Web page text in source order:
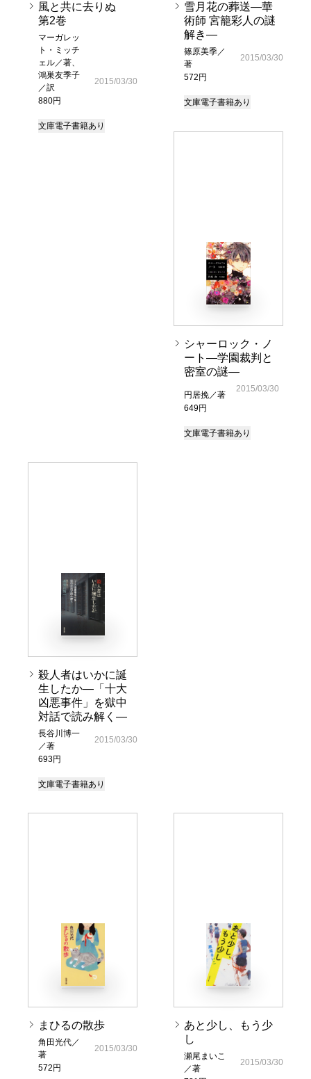
風と共に去りぬ
第2巻
マーガレッ
ト・ミッチ
ェル／著、
鴻巣友季子
／訳
880円
2015/03/30
文庫電子書籍あり
雪月花の葬送―華
術師 宮籠彩人の謎
解き―
篠原美季／
著
572円
2015/03/30
文庫電子書籍あり
シャーロック・ノ
ート―学園裁判と
密室の謎―
円居挽／著
649円
2015/03/30
文庫電子書籍あり
殺人者はいかに誕
生したか―「十大
凶悪事件」を獄中
対話で読み解く―
長谷川博一
／著
693円
2015/03/30
文庫電子書籍あり
まひるの散歩
角田光代／
著
572円
2015/03/30
あと少し、もう少
し
瀬尾まいこ
／著
2015/03/30